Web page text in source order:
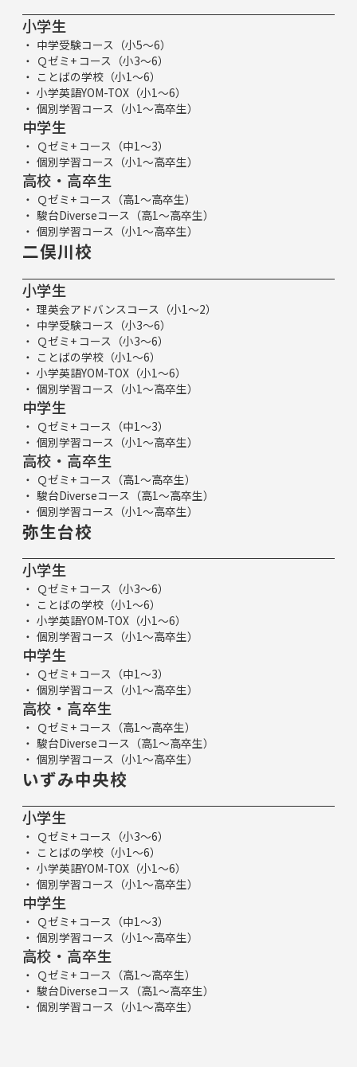
小学生
中学受験コース（小5～6）
Ｑゼミ+ コース（小3～6）
ことばの学校（小1～6）
小学英語YOM-TOX（小1～6）
個別学習コース（小1～高卒生）
中学生
Ｑゼミ+ コース（中1～3）
個別学習コース（小1～高卒生）
高校・高卒生
Ｑゼミ+ コース（高1～高卒生）
駿台Diverseコース（高1～高卒生）
個別学習コース（小1～高卒生）
二俣川校
小学生
理英会アドバンスコース（小1～2）
中学受験コース（小3～6）
Ｑゼミ+ コース（小3～6）
ことばの学校（小1～6）
小学英語YOM-TOX（小1～6）
個別学習コース（小1～高卒生）
中学生
Ｑゼミ+ コース（中1～3）
個別学習コース（小1～高卒生）
高校・高卒生
Ｑゼミ+ コース（高1～高卒生）
駿台Diverseコース（高1～高卒生）
個別学習コース（小1～高卒生）
弥生台校
小学生
Ｑゼミ+ コース（小3～6）
ことばの学校（小1～6）
小学英語YOM-TOX（小1～6）
個別学習コース（小1～高卒生）
中学生
Ｑゼミ+ コース（中1～3）
個別学習コース（小1～高卒生）
高校・高卒生
Ｑゼミ+ コース（高1～高卒生）
駿台Diverseコース（高1～高卒生）
個別学習コース（小1～高卒生）
いずみ中央校
小学生
Ｑゼミ+ コース（小3～6）
ことばの学校（小1～6）
小学英語YOM-TOX（小1～6）
個別学習コース（小1～高卒生）
中学生
Ｑゼミ+ コース（中1～3）
個別学習コース（小1～高卒生）
高校・高卒生
Ｑゼミ+ コース（高1～高卒生）
駿台Diverseコース（高1～高卒生）
個別学習コース（小1～高卒生）